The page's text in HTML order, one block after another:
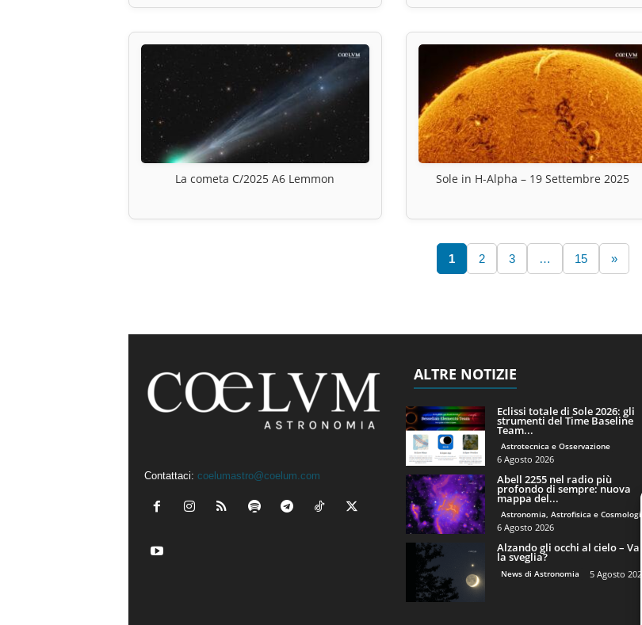
La cometa C/2025 A6 Lemmon Sole in H-Alpha – 19 Settembre 2025
1 2 3 … 15 »
Contattaci: coelumastro@coelum.com
ALTRE NOTIZIE
Eclissi totale di Sole 2026: gli
strumenti del Time Baseline
Team...
Astrotecnica e Osservazione
6 Agosto 2026
Abell 2255 nel radio più
profondo di sempre: nuova
mappa del...
Astronomia, Astrofisica e Cosmologia
6 Agosto 2026
Alzando gli occhi al cielo – Vale
la sveglia?
News di Astronomia 5 Agosto 2026